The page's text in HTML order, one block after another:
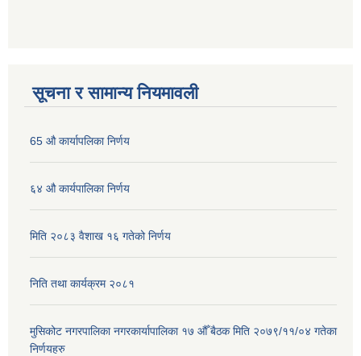
सूचना र सामान्य नियमावली
65 औ कार्यापलिका निर्णय
६४ औ कार्यपालिका निर्णय
मिति २०८३ वैशाख १६ गतेको निर्णय
निति तथा कार्यक्रम २०८१
मुसिकोट नगरपालिका नगरकार्यापालिका १७ औँ बैठक मिति २०७९/११/०४ गतेका
निर्णयहरु